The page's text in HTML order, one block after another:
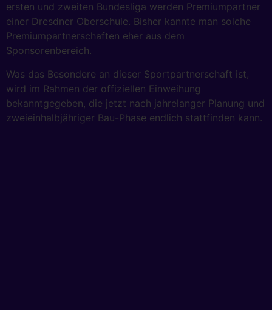
ersten und zweiten Bundesliga werden Premiumpartner
einer Dresdner Oberschule. Bisher kannte man solche
Premiumpartnerschaften eher aus dem
Sponsorenbereich.
Was das Besondere an dieser Sportpartnerschaft ist,
wird im Rahmen der offiziellen Einweihung
bekanntgegeben, die jetzt nach jahrelanger Planung und
zweieinhalbjähriger Bau-Phase endlich stattfinden kann.